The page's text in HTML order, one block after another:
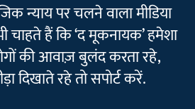
न्याय पर चलने वाला मीडिया
हैं कि ‘द मूकनायक’ हमेशा
की आवाज़ बुलंद करता रहे,
दिखाते रहे तो सपोर्ट करें.